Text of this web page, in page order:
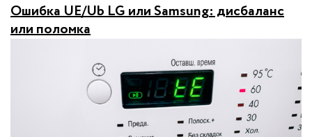
Ошибка UE/Ub LG или Samsung: дисбаланс
или поломка